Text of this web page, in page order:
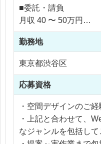
・WebサイトやLPの
・グラフィックのデザ
・動画制作
・コーディング業務
・クライアントやデ
件整理
・ワイヤーフレーム
■委託・請負
月収 40 〜 50万円
※ご経験により優遇
※交通費支給
※残業代全額支給
※残業10時間以内
勤務地
東京都渋谷区
応募資格
・空間デザインのご
・上記と合わせて、
なジャンルを包括し